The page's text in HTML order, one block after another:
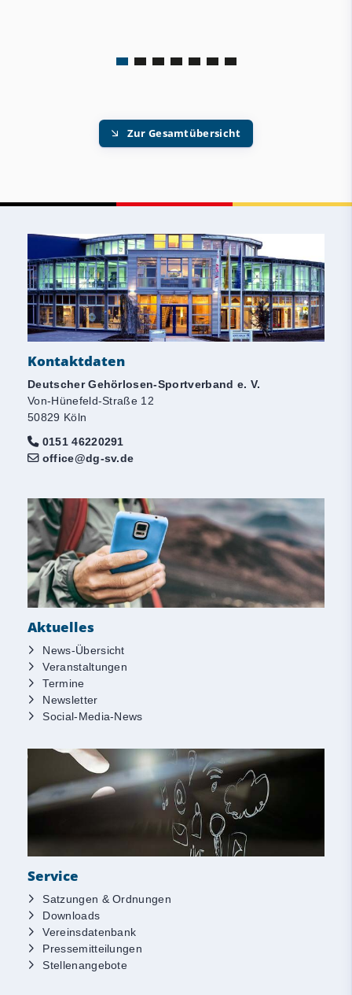
Zur Gesamtübersicht
Kontaktdaten
Deutscher Gehörlosen-Sportverband e. V.
Von-Hünefeld-Straße 12
50829 Köln
0151 46220291
office@dg-sv.de
Aktuelles
News-Übersicht
Veranstaltungen
Termine
Newsletter
Social-Media-News
Service
Satzungen & Ordnungen
Downloads
Vereinsdatenbank
Pressemitteilungen
Stellenangebote